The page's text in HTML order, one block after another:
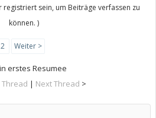
sein, um Beiträge verfassen zu
können. )
2 Weiter >
erstes Resumee
| Next Thread >